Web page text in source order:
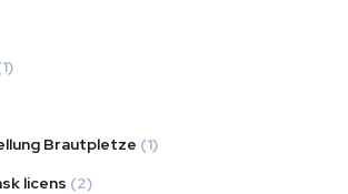
Brautpletze (1)
licens (2)